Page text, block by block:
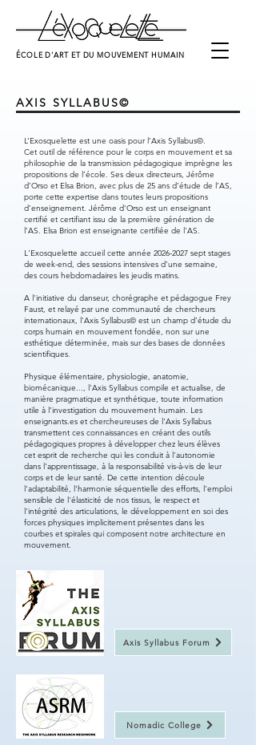
ÉCOLE D'ART ET DU MOUVEMENT HUMAIN
AXIS SYLLABUS©
L’Exosquelette est une oasis pour l’Axis Syllabus©.
Cet outil de référence pour le corps en mouvement et sa
philosophie de la transmission pédagogique imprègne les
propositions de l’école. Ses deux directeurs, Jérôme
d’Orso et Elsa Brion, avec plus de 25 ans d’étude de l’AS,
porte cette expertise dans toutes leurs propositions
d’enseignement. Jérôme d’Orso est un enseignant
certifié et certifiant issu de la première génération de
l’AS. Elsa Brion est enseignante certifiée de l'AS.
L'Exosquelette accueil cette année 2026-2027 sept stages
de week-end, des sessions intensives d’une semaine,
des cours hebdomadaires les jeudis matins.
A l'initiative du danseur, chorégraphe et pédagogue Frey
Faust, et relayé par une communauté de chercheurs
internationaux, l'Axis Syllabus© est un champ d’étude du
corps humain en mouvement fondée, non sur une
esthétique déterminée, mais sur des bases de données
scientifiques.
Physique élémentaire, physiologie, anatomie,
biomécanique..., l'Axis Syllabus compile et actualise, de
manière pragmatique et synthétique, toute information
utile à l’investigation du mouvement humain. Les
enseignants.es et chercheureuses de l'Axis Syllabus
transmettent ces connaissances en créant des outils
pédagogiques propres à développer chez leurs élèves
cet esprit de recherche qui les conduit à l'autonomie
dans l'apprentissage, à la responsabilité vis-à-vis de leur
corps et de leur santé. De cette intention découle
l'adaptabilité, l'harmonie séquentielle des efforts, l'emploi
sensible de l'élasticité de nos tissus, le respect et
l'intégrité des articulations, le développement en soi des
forces physiques implicitement présentes dans les
courbes et spirales qui composent notre architecture en
mouvement.
Axis Syllabus Forum
Nomadic College